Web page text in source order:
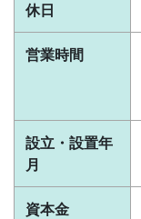
休日
営業時間
設立・設置年
月
資本金